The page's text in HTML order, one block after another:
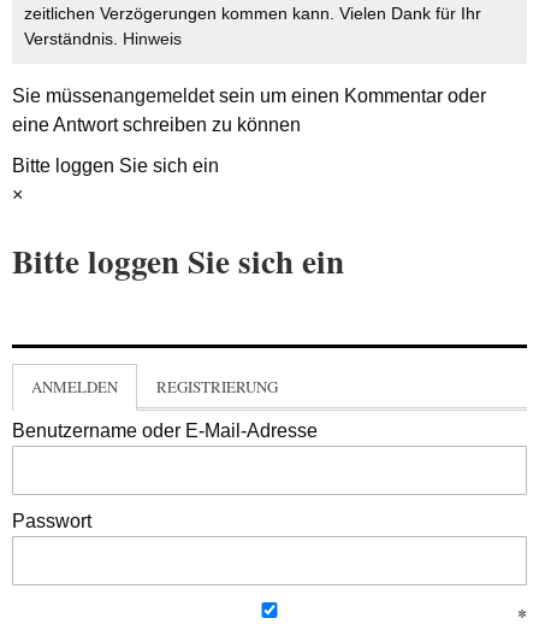
zeitlichen Verzögerungen kommen kann. Vielen Dank für Ihr
Verständnis. Hinweis
Sie müssenangemeldetsein um einen Kommentar oder
eine Antwort schreiben zu können
Bitte loggen Sie sich ein
×
Bitte loggen Sie sich ein
ANMELDEN REGISTRIERUNG
Benutzername oder E-Mail-Adresse
Passwort